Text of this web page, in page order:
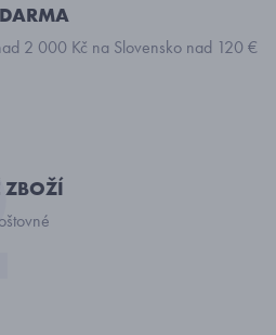
2 000 Kč na Slovensko nad 120 €
ZBOŽÍ